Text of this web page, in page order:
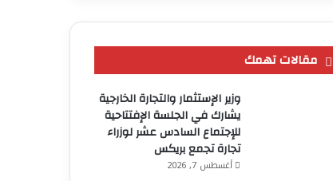
مقالات تهمك
وزير الإستثمار والتجارة الخارجية
يشارك في الجلسة الإفتتاحية
للإجتماع السادس عشر لوزراء
تجارة تجمع بريكس
أغسطس 7, 2026